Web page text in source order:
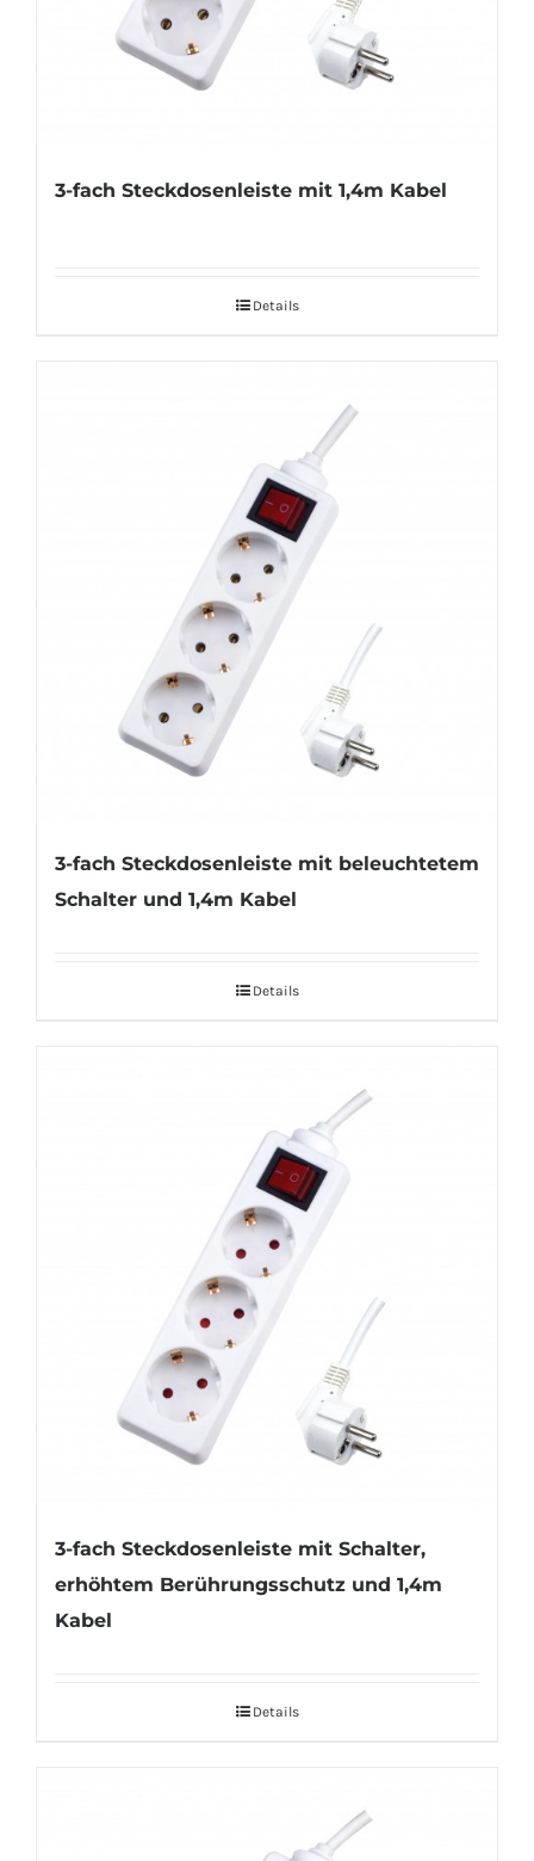
3-fach Steckdosenleiste mit 1,4m Kabel
Details
3-fach Steckdosenleiste mit beleuchtetem
Schalter und 1,4m Kabel
Details
3-fach Steckdosenleiste mit Schalter,
erhöhtem Berührungsschutz und 1,4m
Kabel
Details